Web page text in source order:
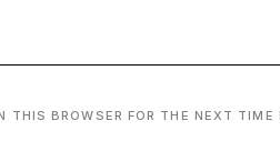
THIS BROWSER FOR THE NEXT TIME